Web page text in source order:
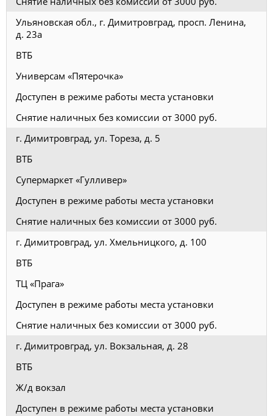
Ульяновская обл., г. Димитровград, просп. Ленина,
д. 23а
ВТБ
Универсам «Пятерочка»
Доступен в режиме работы места установки
Снятие наличных без комиссии от 3000 руб.
г. Димитровград, ул. Тореза, д. 5
ВТБ
Супермаркет «Гулливер»
Доступен в режиме работы места установки
Снятие наличных без комиссии от 3000 руб.
г. Димитровград, ул. Хмельницкого, д. 100
ВТБ
ТЦ «Прага»
Доступен в режиме работы места установки
Снятие наличных без комиссии от 3000 руб.
г. Димитровград, ул. Вокзальная, д. 28
ВТБ
Ж/д вокзал
Доступен в режиме работы места установки